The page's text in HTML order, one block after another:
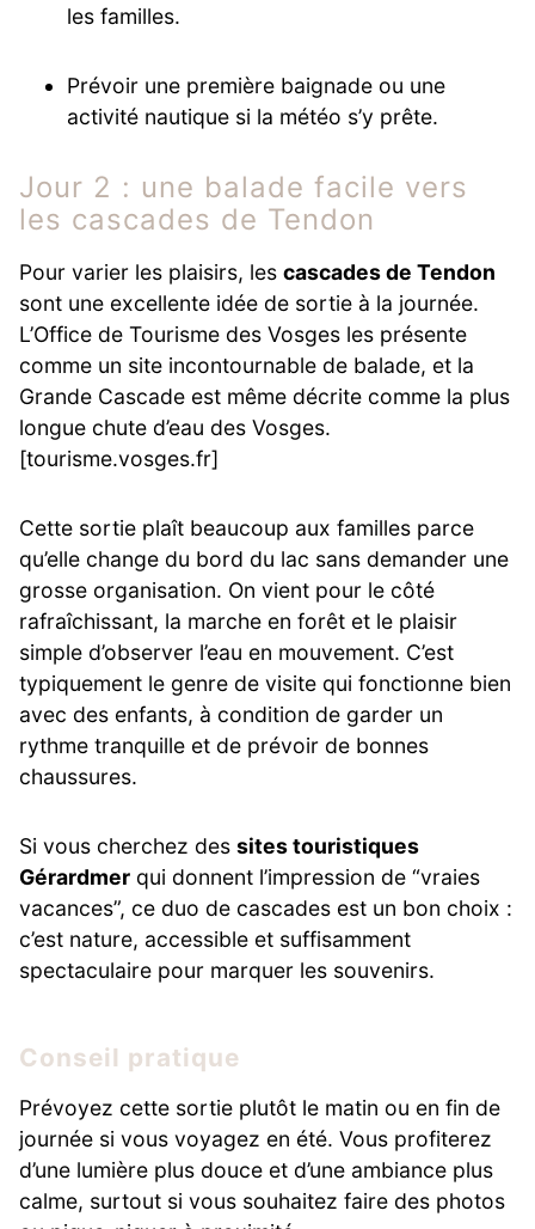
les familles.
Prévoir une première baignade ou une
activité nautique si la météo s’y prête.
Jour 2 : une balade facile vers
les cascades de Tendon
Pour varier les plaisirs, les cascades de Tendon
sont une excellente idée de sortie à la journée.
L’Office de Tourisme des Vosges les présente
comme un site incontournable de balade, et la
Grande Cascade est même décrite comme la plus
longue chute d’eau des Vosges.
[tourisme.vosges.fr]
Cette sortie plaît beaucoup aux familles parce
qu’elle change du bord du lac sans demander une
grosse organisation. On vient pour le côté
rafraîchissant, la marche en forêt et le plaisir
simple d’observer l’eau en mouvement. C’est
typiquement le genre de visite qui fonctionne bien
avec des enfants, à condition de garder un
rythme tranquille et de prévoir de bonnes
chaussures.
Si vous cherchez des sites touristiques
Gérardmer qui donnent l’impression de “vraies
vacances”, ce duo de cascades est un bon choix :
c’est nature, accessible et suffisamment
spectaculaire pour marquer les souvenirs.
Conseil pratique
Prévoyez cette sortie plutôt le matin ou en fin de
journée si vous voyagez en été. Vous profiterez
d’une lumière plus douce et d’une ambiance plus
calme, surtout si vous souhaitez faire des photos